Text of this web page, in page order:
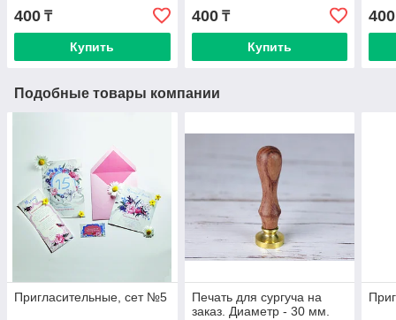
400 ₸
Купить
400₸
Купить
400
Подобные товары компании
Пригласительные, сет №5
Печать для сургуча на
заказ. Диаметр - 30 мм.